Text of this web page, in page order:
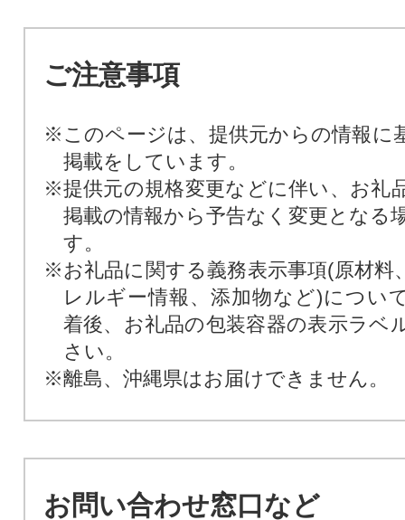
ご注意事項
※このページは、提供元からの情報に
掲載をしています。
※提供元の規格変更などに伴い、お礼
掲載の情報から予告なく変更となる
す。
※お礼品に関する義務表示事項(原材料
レルギー情報、添加物など)につい
着後、お礼品の包装容器の表示ラベ
さい。
※離島、沖縄県はお届けできません。
お問い合わせ窓口など